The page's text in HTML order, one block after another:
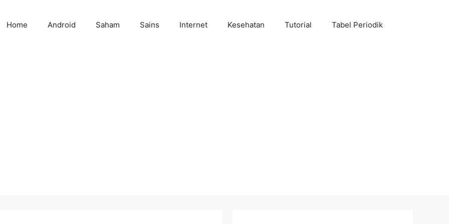
Home Android Saham Sains Internet Kesehatan Tutorial Tabel Periodik